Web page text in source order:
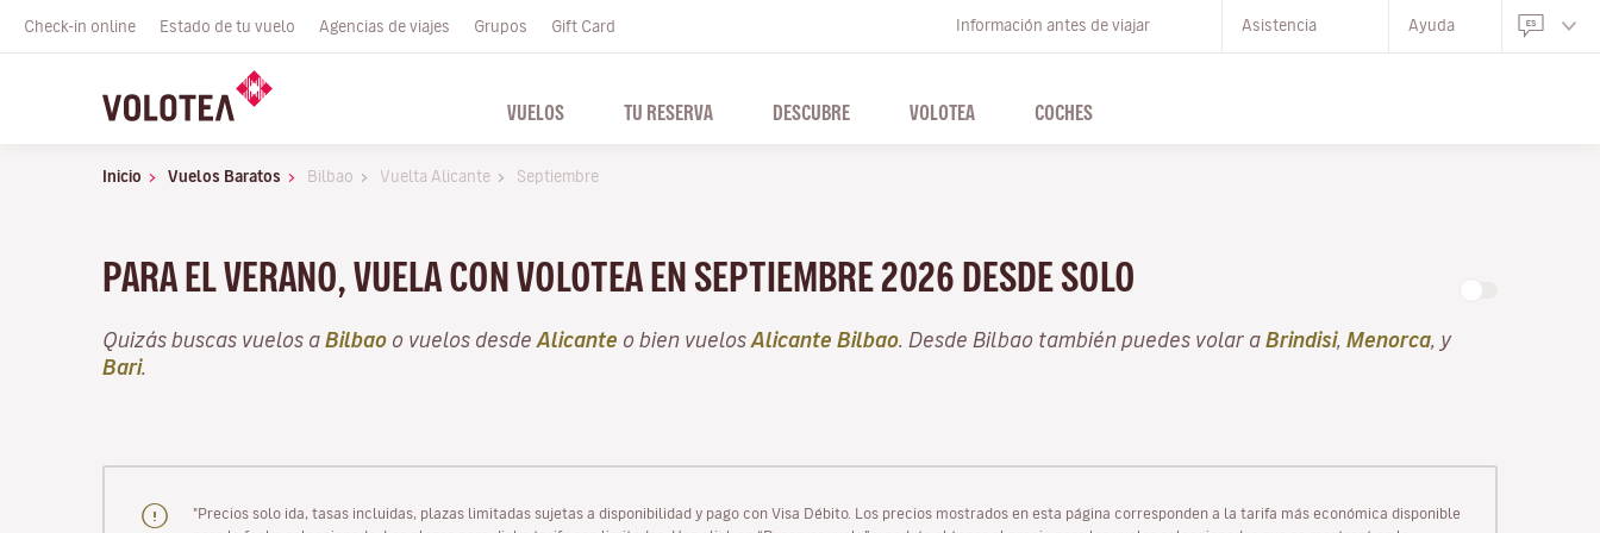
Check-in online Estado de tu vuelo Agencias de viajes Grupos Gift Card Información antes de viajar Asistencia Ayuda
VUELOS TU RESERVA DESCUBRE VOLOTEA COCHES
Inicio Vuelos Baratos Bilbao Vuelta Alicante Septiembre
PARA EL VERANO, VUELA CON VOLOTEA EN SEPTIEMBRE 2026 DESDE SOLO
Quizás buscas vuelos a Bilbao o vuelos desde Alicante o bien vuelos Alicante Bilbao . Desde Bilbao también puedes volar a Brindisi, Menorca , y
Bari.
"Precios solo ida, tasas incluidas, plazas limitadas sujetas a disponibilidad y pago con Visa Débito. Los precios mostrados en esta página corresponden a la tarifa más económica disponible